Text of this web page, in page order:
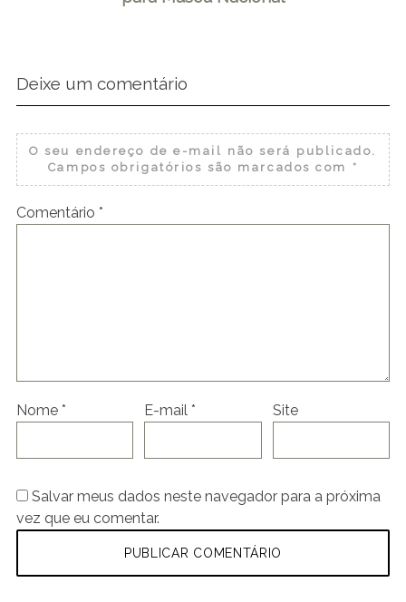
Deixe um comentário
O seu endereço de e-mail não será publicado.
Campos obrigatórios são marcados com *
Comentário *
Nome * E-mail* Site
Salvar meus dados neste navegador para a próxima
vez que eu comentar.